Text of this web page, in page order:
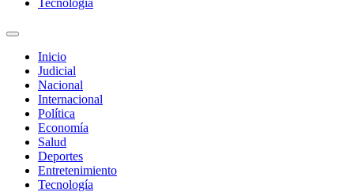
Tecnología
Inicio
Judicial
Nacional
Internacional
Política
Economía
Salud
Deportes
Entretenimiento
Tecnología